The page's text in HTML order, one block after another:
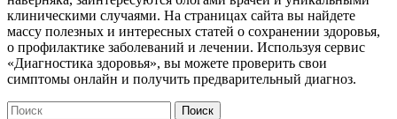
клиническими случаями. На страницах сайта вы найдете
массу полезных и интересных статей о сохранении здоровья,
о профилактике заболеваний и лечении. Используя сервис
«Диагностика здоровья», вы можете проверить свои
симптомы онлайн и получить предварительный диагноз.